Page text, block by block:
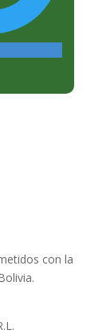
con la